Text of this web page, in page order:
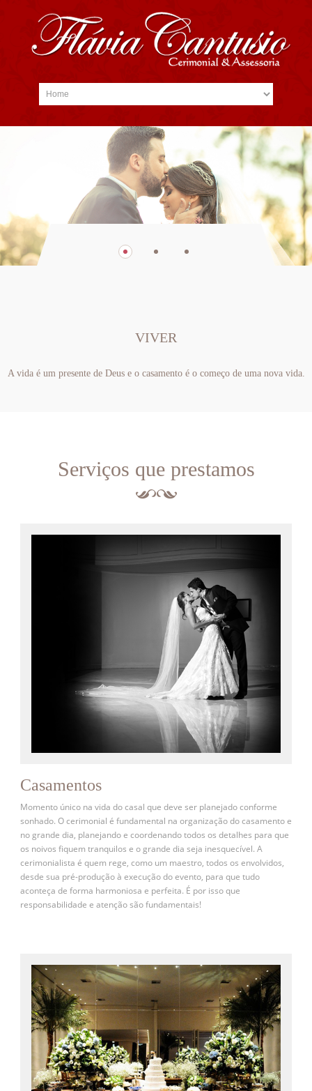
VIVER
A vida é um presente de Deus e o casamento é o começo de uma nova vida.
Serviços que prestamos
Casamentos
Momento único na vida do casal que deve ser planejado conforme
sonhado. O cerimonial é fundamental na organização do casamento e
no grande dia, planejando e coordenando todos os detalhes para que
os noivos fiquem tranquilos e o grande dia seja inesquecível. A
cerimonialista é quem rege, como um maestro, todos os envolvidos,
desde sua pré-produção à execução do evento, para que tudo
aconteça de forma harmoniosa e perfeita. É por isso que
responsabilidade e atenção são fundamentais!